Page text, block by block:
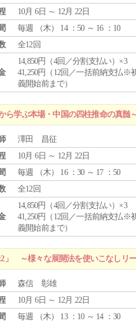
10月 6日 ～ 12月 22日
毎週 （木） 14 ：50 ～ 16 ：10
全12回
14,850円（4回／分割支払い）×3
41,250円（12回／一括前納支払※
義開始前まで）
ら学ぶ本場・中国の四柱推命の真髄
澤田 昌征
10月 6日 ～ 12月 22日
毎週 （木） 16 ：30 ～ 17 ：50
全12回
14,850円（4回／分割支払い）×3
41,250円（12回／一括前納支払※
義開始前まで）
」 ～様々な展開法を使いこなしリ
森信 彰雄
10月 6日 ～ 12月 22日
毎週 （木） 13 ：10 ～ 14 ：30